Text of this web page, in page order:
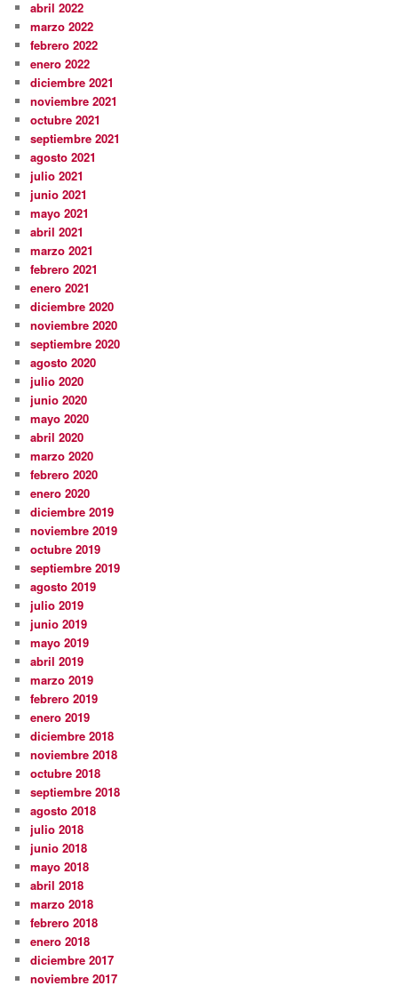
abril 2022
marzo 2022
febrero 2022
enero 2022
diciembre 2021
noviembre 2021
octubre 2021
septiembre 2021
agosto 2021
julio 2021
junio 2021
mayo 2021
abril 2021
marzo 2021
febrero 2021
enero 2021
diciembre 2020
noviembre 2020
septiembre 2020
agosto 2020
julio 2020
junio 2020
mayo 2020
abril 2020
marzo 2020
febrero 2020
enero 2020
diciembre 2019
noviembre 2019
octubre 2019
septiembre 2019
agosto 2019
julio 2019
junio 2019
mayo 2019
abril 2019
marzo 2019
febrero 2019
enero 2019
diciembre 2018
noviembre 2018
octubre 2018
septiembre 2018
agosto 2018
julio 2018
junio 2018
mayo 2018
abril 2018
marzo 2018
febrero 2018
enero 2018
diciembre 2017
noviembre 2017